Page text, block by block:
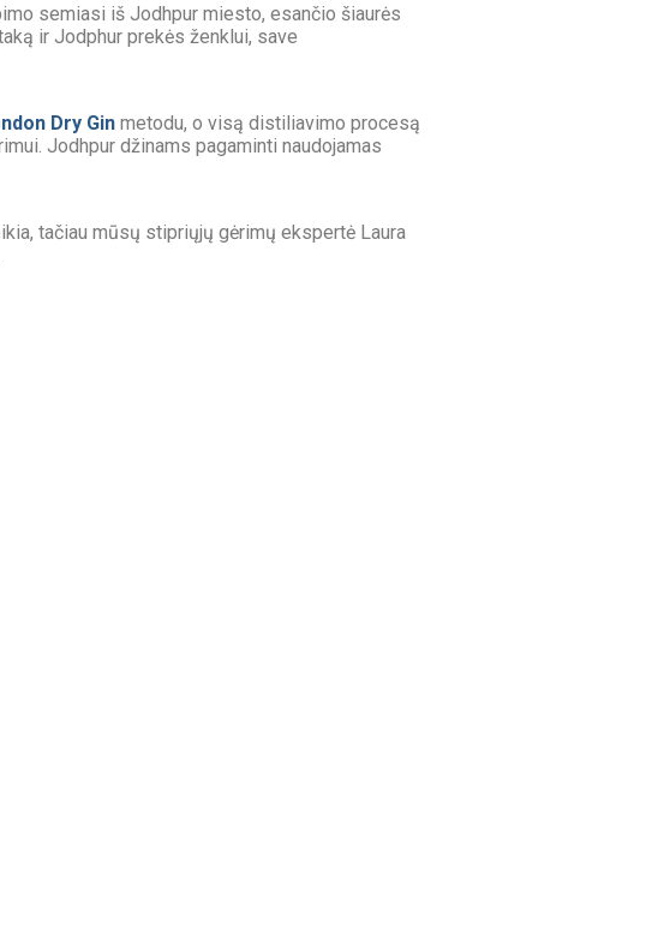
semiasi iš Jodhpur miesto, esančio šiaurės
ir Jodphur prekės ženklui, save
Dry Gin metodu, o visą distiliavimo procesą
Jodhpur džinams pagaminti naudojamas
tačiau mūsų stipriųjų gėrimų ekspertė Laura